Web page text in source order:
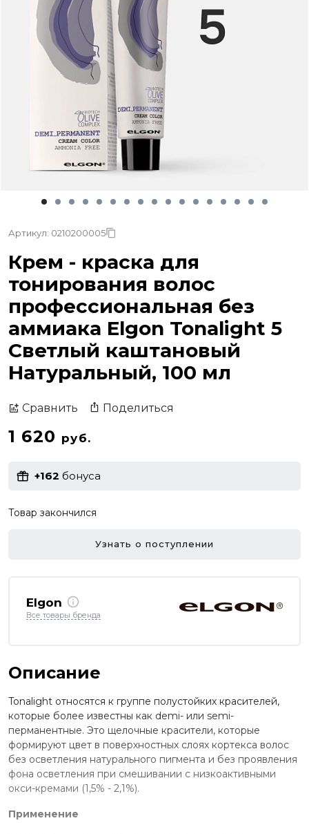
Артикул: 0210200005
Крем - краска для
тонирования волос
профессиональная без
аммиака Elgon Tonalight 5
Светлый каштановый
Натуральный, 100 мл
Сравнить Поделиться
1 620 руб.
+162 бонуса
Товар закончился
Узнать о поступлении
Elgon
Все товары бренда
Описание
Tonalight относятся к группе полустойких красителей,
которые более известны как demi- или semi-
перманентные. Это щелочные красители, которые
формируют цвет в поверхностных слоях кортекса волос
без осветления натурального пигмента и без проявления
фона осветления при смешивании с низкоактивными
окси-кремами (1,5% - 2,1%).
Применение